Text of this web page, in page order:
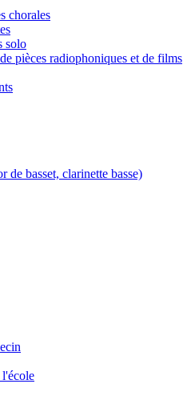
chorales
solo
pièces radiophoniques et de films
de basset, clarinette basse)
l'école